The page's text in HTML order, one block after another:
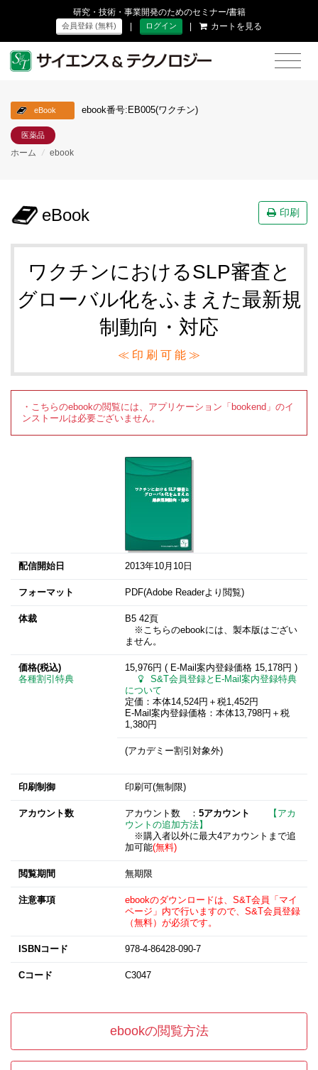
研究・技術・事業開発のためのセミナー/書籍
会員登録 (無料) | ログイン | カートを見る
eBook ebook番号:EB005(ワクチン)
医薬品
ホーム / ebook
eBook 印刷
ワクチンにおけるSLP審査と
グローバル化をふまえた最新規
制動向・対応
≪ 印 刷 可 能 ≫
・こちらのebookの閲覧には、アプリケーション「bookend」のイ
ンストールは必要ございません。
配信開始日 2013年10月10日
フォーマット PDF(Adobe Readerより閲覧)
体裁
B5 42頁
※こちらのebookには、製本版はござい
ません。
価格(税込)
各種割引特典
15,976円 ( E-Mail案内登録価格 15,178円 )
S&T会員登録とE-Mail案内登録特典
について
定価：本体14,524円＋税1,452円
E-Mail案内登録価格：本体13,798円＋税
1,380円
(アカデミー割引対象外)
印刷制御 印刷可(無制限)
アカウント数 アカウント数 ： 5アカウント
【アカ
ウントの追加方法】
※購入者以外に最大4アカウントまで追
加可能(無料)
閲覧期間 無期限
注意事項
ebookのダウンロードは、S&T会員「マイ
ページ」内で行いますので、S&T会員登録
（無料）が必須です。
ISBNコード 978-4-86428-090-7
Cコード C3047
ebookの閲覧方法